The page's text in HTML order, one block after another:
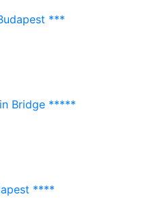
***
Bridge *****
****